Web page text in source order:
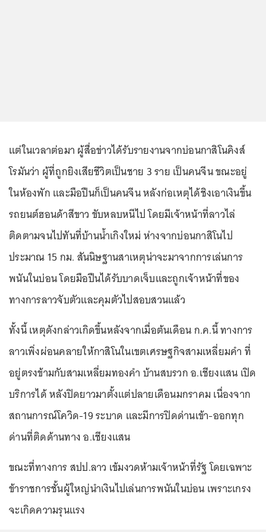
แต่ในเวลาต่อมา ผู้สื่อข่าวได้รับรายงานจากบ่อนกาสิโนคิงส์
โรมันว่า ผู้ที่ถูกยิงเสียชีวิตเป็นชาย 3 ราย เป็นคนจีน ขณะอยู่
ในห้องพัก และมือปืนก็เป็นคนจีน หลังก่อเหตุได้ชิงเอาเงินขึ้น
รถยนต์ฮอนด้าสีขาว ขับหลบหนีไป โดยมีเจ้าหน้าที่ลาวไล่
ติดตามจนไปทันที่บ้านน้ำเกิงใหม่ ห่างจากบ่อนกาสิโนไป
ประมาณ 15 กม. สันนิษฐานสาเหตุน่าจะมาจากการเล่นการ
พนันในบ่อน โดยมือปืนได้รับบาดเจ็บและถูกเจ้าหน้าที่ของ
ทางการลาวจับตัวและคุมตัวไปสอบสวนแล้ว
ทั้งนี้ เหตุดังกล่าวเกิดขึ้นหลังจากเมื่อต้นเดือน ก.ค.นี้ ทางการ
ลาวเพิ่งผ่อนคลายให้กาสิโนในเขตเศรษฐกิจสามเหลี่ยมคำ ที่
อยู่ตรงข้ามกับสามเหลี่ยมทองคำ บ้านสบรวก อ.เชียงแสน เปิด
บริการได้ หลังปิดยาวมาตั้งแต่ปลายเดือนมกราคม เนื่องจาก
สถานการณ์โควิด-19 ระบาด และมีการปิดด่านเข้า-ออกทุก
ด่านที่ติดด้านทาง อ.เชียงแสน
ขณะที่ทางการ สปป.ลาว เข้มงวดห้ามเจ้าหน้าที่รัฐ โดยเฉพาะ
ข้าราชการชั้นผู้ใหญ่นำเงินไปเล่นการพนันในบ่อน เพราะเกรง
จะเกิดความรุนแรง